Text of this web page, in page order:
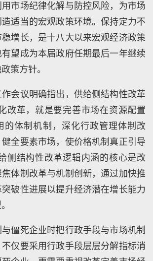
市场纪律化解与防控风险，为市场
适当的宏观政策环境。保持定力不
增长，是十八大以来宏观经济政策
望成为本届政府任期最后一年继续
策方针。
会议明确指出，供给侧结构性改革
改革，就是要完善市场在资源配置
的体制机制，深化行政管理体制改
全要素市场，使价格机制真正引导
侧结构性改革逻辑内涵的核心是改
体制改革与机制创新，通过加快推
破性进展以提升经济潜在增长能力
僵死企业时把行政手段与市场机制
仅要采用行政手段层层分解指标消